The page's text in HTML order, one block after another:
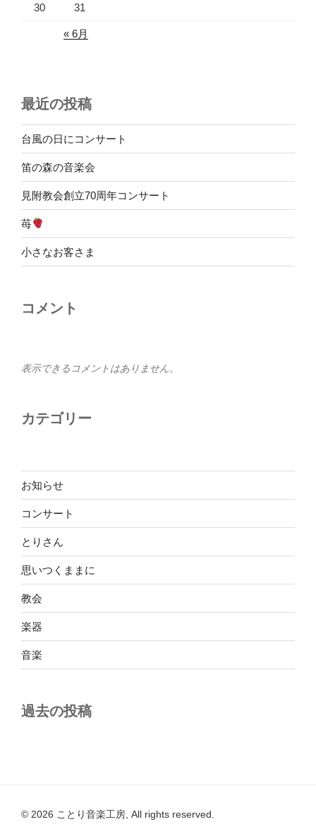
30 31
« 6月
最近の投稿
台風の日にコンサート
笛の森の音楽会
見附教会創立70周年コンサート
苺
小さなお客さま
コメント
表示できるコメントはありません。
カテゴリー
お知らせ
コンサート
とりさん
思いつくままに
教会
楽器
音楽
過去の投稿
© 2026 ことり音楽工房, All rights reserved.